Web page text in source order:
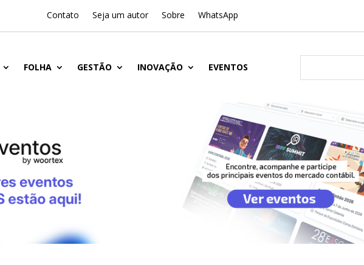
Contato Seja um autor Sobre WhatsApp
FOLHA GESTÃO INOVAÇÃO EVENTOS